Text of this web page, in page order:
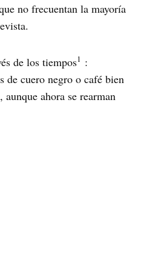
no frecuentan la mayoría
de los tiempos1 :
de cuero negro o café bien
aunque ahora se rearman